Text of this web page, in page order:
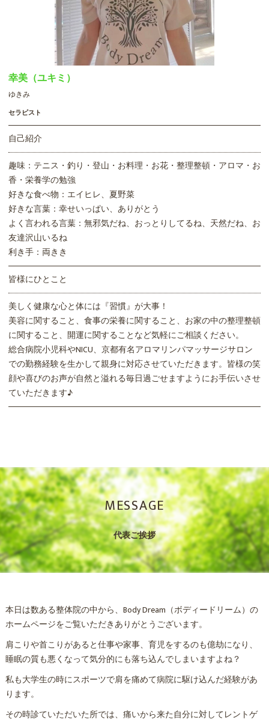
幸美（ユキミ）
ゆきみ
セラピスト
自己紹介
趣味：テニス・釣り・登山・お料理・お花・整理整頓・アロマ・お
香・栄養学の勉強
好きな食べ物：エイヒレ、夏野菜
好きな言葉：幸せいっぱい、ありがとう
よく言われる言葉：無邪気だね、おっとりしてるね、天然だね、お
友達沢山いるね
利き手：両きき
皆様にひとこと
美しく健康な心と体には『習慣』が大事！
美容に関すること、食事の栄養に関すること、お家の中の整理整頓
に関すること、開運に関することなど気軽にご相談ください。
総合病院小児科やNICU、京都有名アロマリンパマッサージサロン
での勤務経験を生かして親身に対応させていただきます。皆様の笑
顔や喜びのお声が自然と溢れる毎日過ごせますようにお手伝いさせ
ていただきます♪
代表ご挨拶
MESSAGE
本日は数ある整体院の中から、Body Dream（ボディードリーム）の
ホームページをご覧いただきありがとうございます。
肩こりや首こりがあると仕事や家事、育児をするのも億劫になり、
睡眠の質も悪くなって気分的にも落ち込んでしまいますよね？
私も大学生の時にスポーツで肩を痛めて病院に駆け込んだ経験があ
ります。
その時診ていただいた所では、痛いから来た自分に対してレントゲ